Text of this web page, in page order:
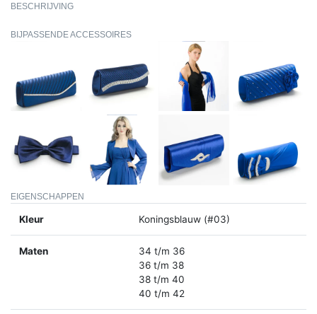
BESCHRIJVING
BIJPASSENDE ACCESSOIRES
EIGENSCHAPPEN
Kleur Koningsblauw (#03)
Maten
34 t/m 36
36 t/m 38
38 t/m 40
40 t/m 42